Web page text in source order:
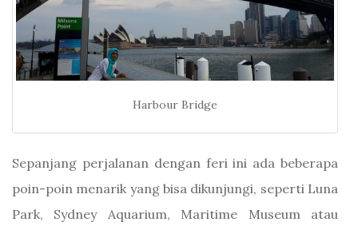
Harbour Bridge
Sepanjang perjalanan dengan feri ini ada beberapa
poin-poin menarik yang bisa dikunjungi, seperti Luna
Park, Sydney Aquarium, Maritime Museum atau